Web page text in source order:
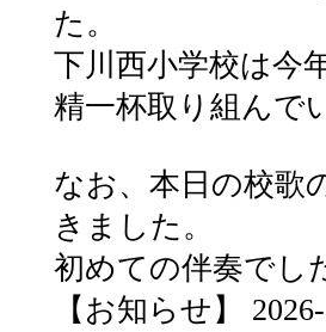
た。
下川西小学校は今
精一杯取り組んで
なお、本日の校歌
きました。
初めての伴奏でし
【お知らせ】